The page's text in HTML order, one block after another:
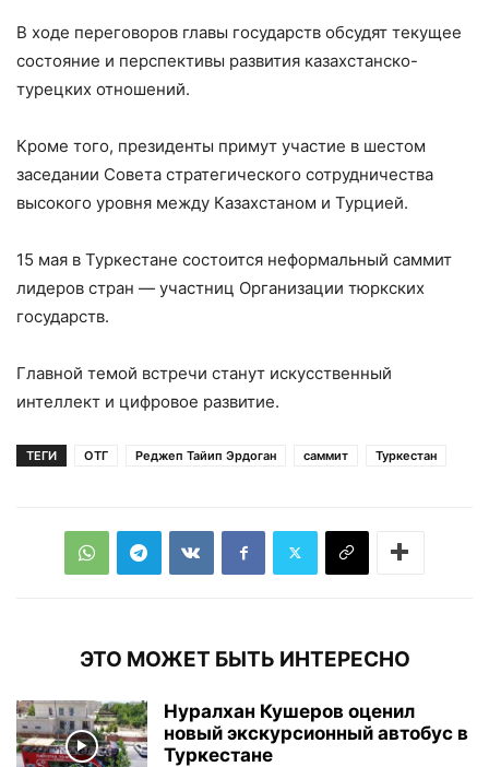
В ходе переговоров главы государств обсудят текущее
состояние и перспективы развития казахстанско-
турецких отношений.
Кроме того, президенты примут участие в шестом
заседании Совета стратегического сотрудничества
высокого уровня между Казахстаном и Турцией.
15 мая в Туркестане состоится неформальный саммит
лидеров стран — участниц Организации тюркских
государств.
Главной темой встречи станут искусственный
интеллект и цифровое развитие.
ТЕГИ ОТГ Реджеп Тайип Эрдоган саммит Туркестан
ЭТО МОЖЕТ БЫТЬ ИНТЕРЕСНО
Нуралхан Кушеров оценил
новый экскурсионный автобус в
Туркестане